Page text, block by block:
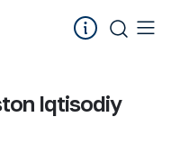
Iqtisodiy